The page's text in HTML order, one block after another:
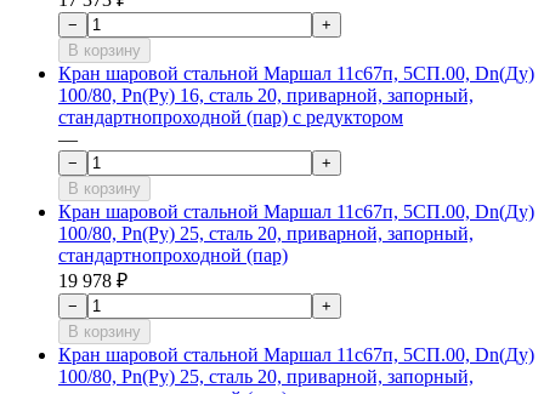
−
+
В корзину
Кран шаровой стальной Маршал 11с67п, 5СП.00, Dn(Ду)
100/80, Рn(Ру) 16, сталь 20, приварной, запорный,
стандартнопроходной (пар) с редуктором
—
−
+
В корзину
Кран шаровой стальной Маршал 11с67п, 5СП.00, Dn(Ду)
100/80, Рn(Ру) 25, сталь 20, приварной, запорный,
стандартнопроходной (пар)
19 978 ₽
−
+
В корзину
Кран шаровой стальной Маршал 11с67п, 5СП.00, Dn(Ду)
100/80, Рn(Ру) 25, сталь 20, приварной, запорный,